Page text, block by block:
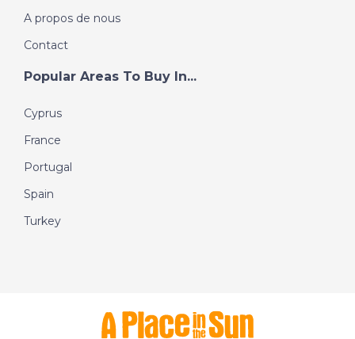
A propos de nous
Contact
Popular Areas To Buy In...
Cyprus
France
Portugal
Spain
Turkey